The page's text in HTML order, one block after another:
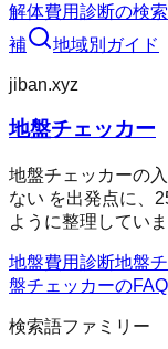
解体費用診断の検
補
地域別ガイド
jiban.xyz
地盤チェッカー
地盤チェッカーの
ない を出発点に、
ように整理してい
地盤費用診断地盤
盤チェッカーのFAQ
検索語ファミリー